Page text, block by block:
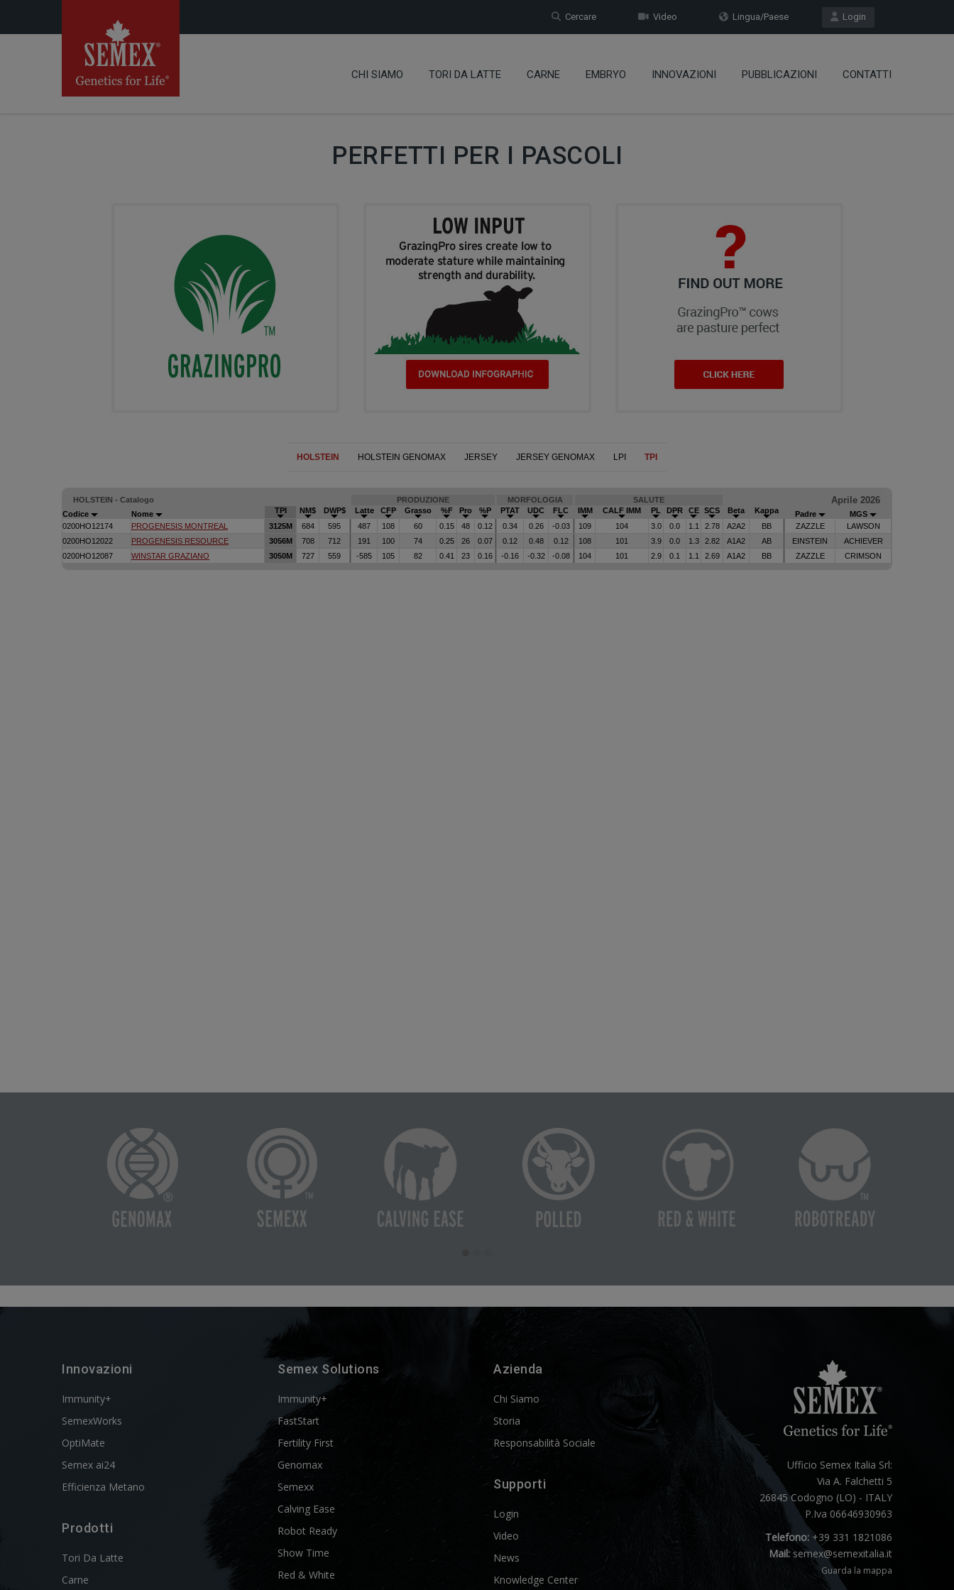
Login
Lingua/Paese
Video
Cercare
CHI SIAMO TORI DA LATTE CARNE EMBRYO INNOVAZIONI PUBBLICAZIONI CONTATTI
PERFETTI PER I PASCOLI
Innovazioni
Immunity+
SemexWorks
OptiMate
Semex ai24
Efficienza Metano
Prodotti
Tori Da Latte
Carne
Semex Solutions
Immunity+
FastStart
Fertility First
Genomax
Semexx
Calving Ease
Robot Ready
Show Time
Red & White
Azienda
Chi Siamo
Storia
Responsabilità Sociale
Supporti
Login
Video
News
Knowledge Center
Ufficio Semex Italia Srl:
Via A. Falchetti 5
26845 Codogno (LO) - ITALY
P.Iva 06646930963
Telefono:+39 331 1821086
Mail: semex@semexitalia.it
Guarda la mappa